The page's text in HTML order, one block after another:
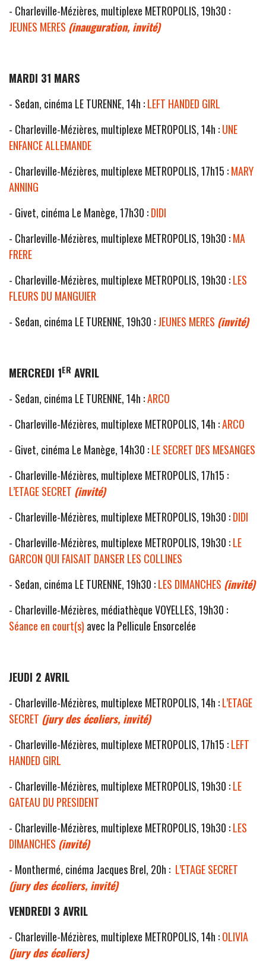
- Charleville-Mézières, multiplexe METROPOLIS, 19h30 :
JEUNES MERES (inauguration, invité)
MARDI 31 MARS
- Sedan, cinéma LE TURENNE, 14h :LEFT HANDED GIRL
- Charleville-Mézières, multiplexe METROPOLIS, 14h :UNE
ENFANCE ALLEMANDE
- Charleville-Mézières, multiplexe METROPOLIS, 17h15 :MARY
ANNING
- Givet, cinéma Le Manège, 17h30 :DIDI
- Charleville-Mézières, multiplexe METROPOLIS, 19h30 :MA
FRERE
- Charleville-Mézières, multiplexe METROPOLIS, 19h30 :LES
FLEURS DU MANGUIER
- Sedan, cinéma LE TURENNE, 19h30 :JEUNES MERES (invité)
MERCREDI 1ER AVRIL
- Sedan, cinéma LE TURENNE, 14h :ARCO
- Charleville-Mézières, multiplexe METROPOLIS, 14h :ARCO
- Givet, cinéma Le Manège, 14h30 :LE SECRET DES MESANGES
- Charleville-Mézières, multiplexe METROPOLIS, 17h15 :
L’ETAGE SECRET (invité)
- Charleville-Mézières, multiplexe METROPOLIS, 19h30 :DIDI
- Charleville-Mézières, multiplexe METROPOLIS, 19h30 :LE
GARCON QUI FAISAIT DANSER LES COLLINES
- Sedan, cinéma LE TURENNE, 19h30 :LES DIMANCHES (invité)
- Charleville-Mézières, médiathèque VOYELLES, 19h30 :
Séance en court(s) avec la Pellicule Ensorcelée
JEUDI 2 AVRIL
- Charleville-Mézières, multiplexe METROPOLIS, 14h :L’ETAGE
SECRET (jury des écoliers, invité)
- Charleville-Mézières, multiplexe METROPOLIS, 17h15 :LEFT
HANDED GIRL
- Charleville-Mézières, multiplexe METROPOLIS, 19h30 :LE
GATEAU DU PRESIDENT
- Charleville-Mézières, multiplexe METROPOLIS, 19h30 :LES
DIMANCHES (invité)
- Monthermé, cinéma Jacques Brel, 20h : L’ETAGE SECRET
(jury des écoliers, invité)
VENDREDI 3 AVRIL
- Charleville-Mézières, multiplexe METROPOLIS, 14h :OLIVIA
(jury des écoliers)